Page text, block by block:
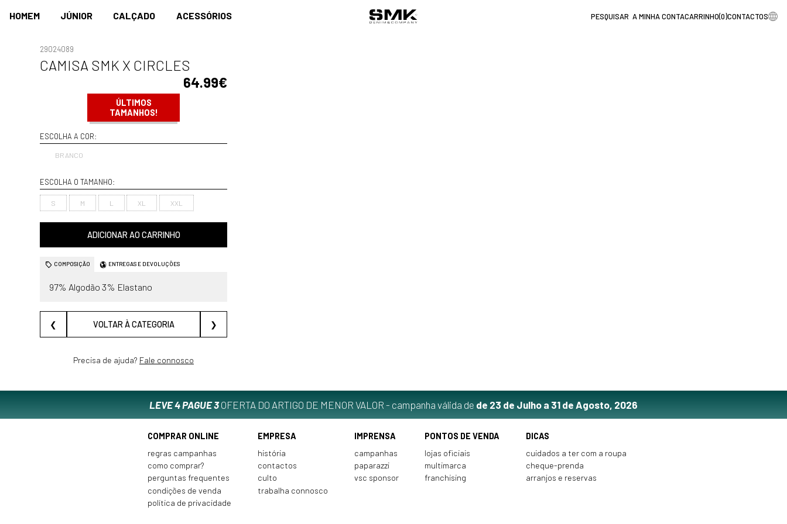
HOMEM JÚNIOR CALÇADO ACESSÓRIOS A MINHA CONTACARRINHO(0)CONTACTOS
29024089
CAMISA SMK X CIRCLES
64.99€
ÚLTIMOS
TAMANHOS!
ESCOLHA A COR:
BRANCO
ESCOLHA O TAMANHO:
S M L XL XXL
ADICIONAR AO CARRINHO
COMPOSIÇÃO ENTREGAS E DEVOLUÇÕES
97% Algodão 3% Elastano
❮ VOLTAR À CATEGORIA ❯
Precisa de ajuda? Fale connosco
LEVE 4 PAGUE 3OFERTA DO ARTIGO DE MENOR VALOR - campanha válida de de 23 de Julho a 31 de Agosto, 2026
COMPRAR ONLINE
regras campanhas
como comprar?
perguntas frequentes
condições de venda
política de privacidade
EMPRESA
história
contactos
culto
trabalha connosco
IMPRENSA
campanhas
paparazzi
vsc sponsor
PONTOS DE VENDA
lojas oficiais
multimarca
franchising
DICAS
cuidados a ter com a roupa
cheque-prenda
arranjos e reservas